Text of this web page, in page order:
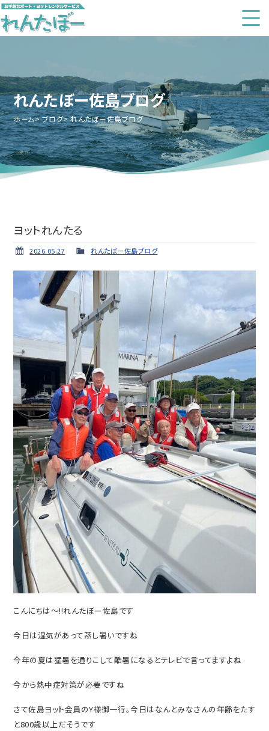
れんたぼー佐島ブログ
ホーム ブログ れんたぼー佐島ブログ
ヨットれんたる
2026.05.27 れんたぼー佐島ブログ
こんにちは～!!れんたぼー佐島です
今日は湿気があって蒸し暑いですね
今年の夏は猛暑を通りこして酷暑になるとテレビで言ってますよね
今から熱中症対策が必要ですね
さて佐島ヨット会員のY様御一行。今日はなんとみなさんの年齢をたす
と800歳以上だそうです